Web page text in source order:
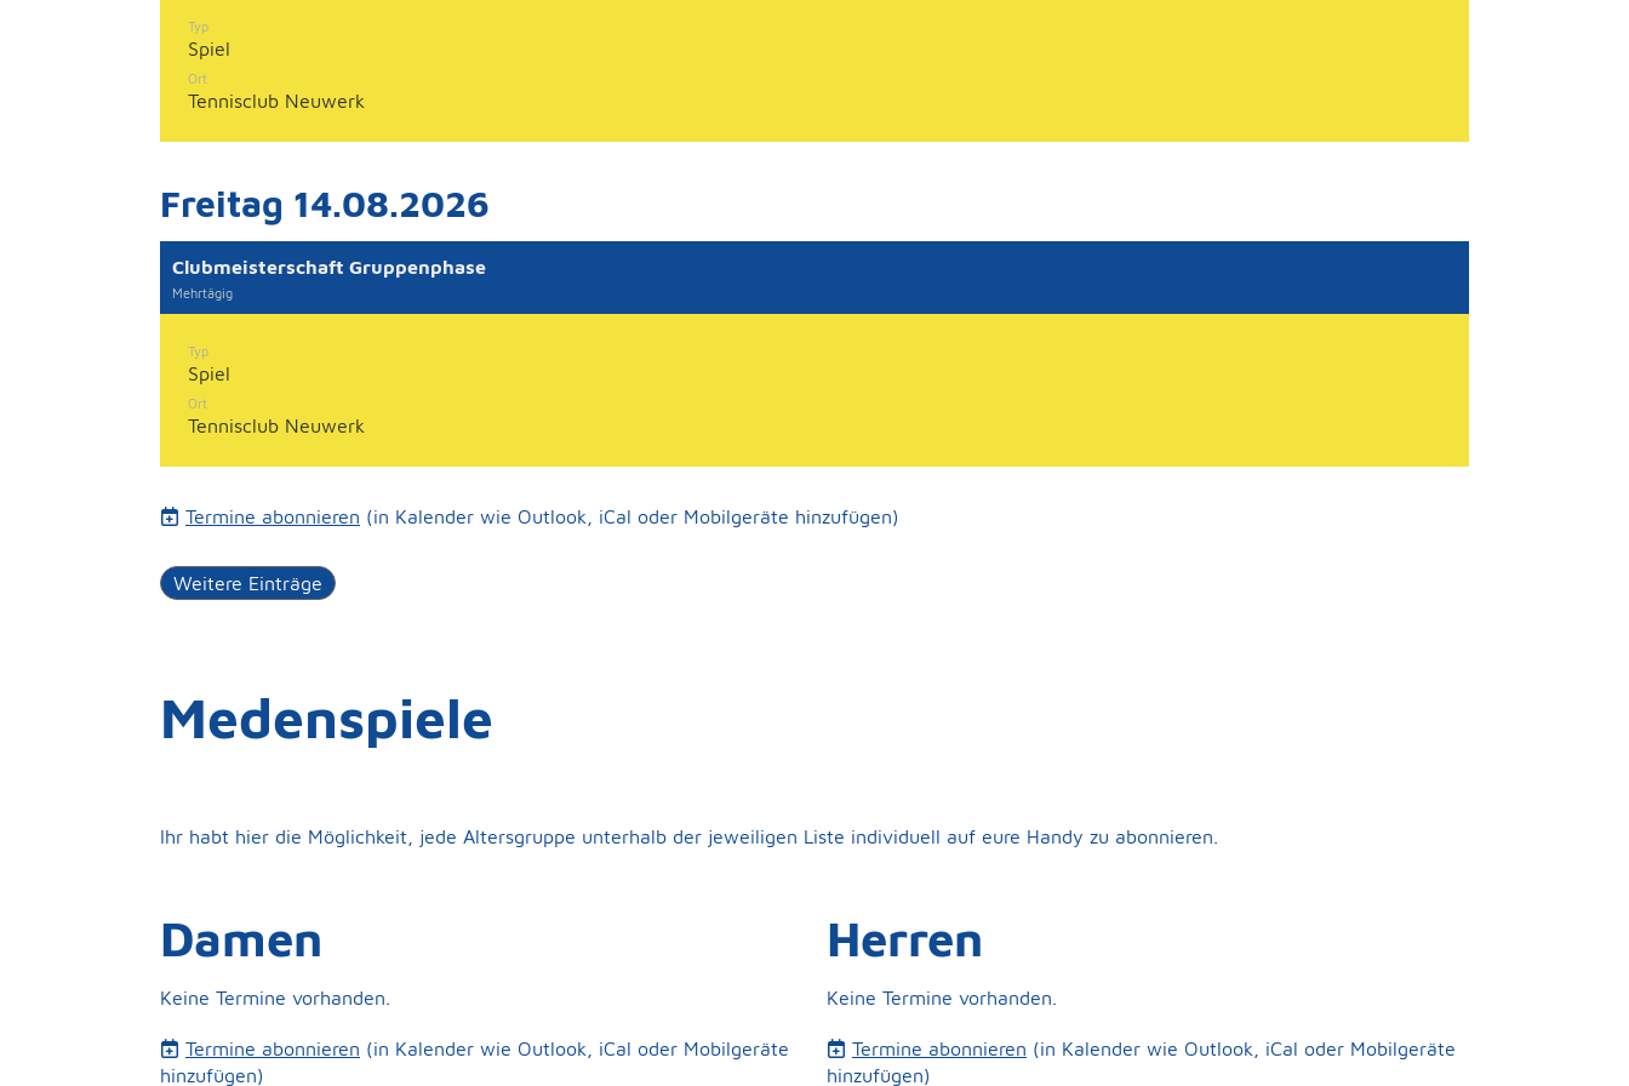
Typ
Spiel
Ort
Tennisclub Neuwerk
Freitag 14.08.2026
Clubmeisterschaft Gruppenphase
Mehrtägig
Typ
Spiel
Ort
Tennisclub Neuwerk
Termine abonnieren (in Kalender wie Outlook, iCal oder Mobilgeräte hinzufügen)
Weitere Einträge
Medenspiele
Ihr habt hier die Möglichkeit, jede Altersgruppe unterhalb der jeweiligen Liste individuell auf eure Handy zu abonnieren.
Damen
Keine Termine vorhanden.
Termine abonnieren (in Kalender wie Outlook, iCal oder Mobilgeräte
hinzufügen)
Herren
Keine Termine vorhanden.
Termine abonnieren (in Kalender wie Outlook, iCal oder Mobilgeräte
hinzufügen)